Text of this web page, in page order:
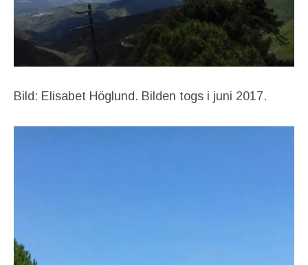
Bild: Elisabet Höglund. Bilden togs i juni 2017.